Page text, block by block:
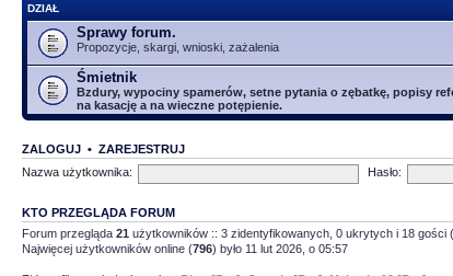
DZIAŁ
Sprawy forum.
Propozycje, skargi, wnioski, zażalenia
Śmietnik
Bzdury, wypociny spamerów, setne pytania o zębatkę, popisy
na kasację a na wieczne potępienie.
ZALOGUJ • ZAREJESTRUJ
Nazwa użytkownika:
Hasło:
KTO PRZEGLĄDA FORUM
Forum przegląda 21 użytkowników :: 3 zidentyfikowanych, 0 ukrytych i 18 gości
Najwięcej użytkowników online (796) było 11 lut 2026, o 05:57